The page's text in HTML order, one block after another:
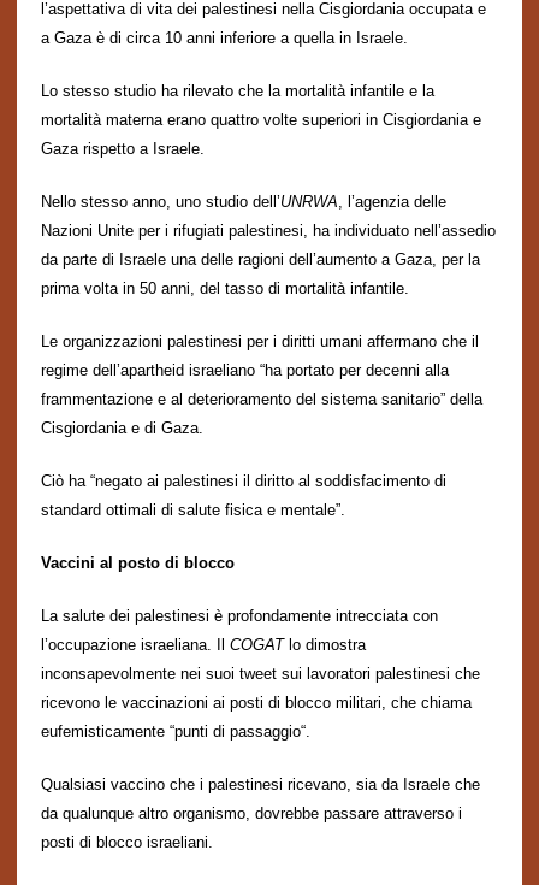
l’aspettativa di vita dei palestinesi nella Cisgiordania occupata e
a Gaza è di circa 10 anni inferiore a quella in Israele.
Lo stesso studio ha rilevato che la mortalità infantile e la
mortalità materna erano quattro volte superiori in Cisgiordania e
Gaza rispetto a Israele.
Nello stesso anno, uno studio dell’UNRWA, l’agenzia delle
Nazioni Unite per i rifugiati palestinesi, ha individuato nell’assedio
da parte di Israele una delle ragioni dell’aumento a Gaza, per la
prima volta in 50 anni, del tasso di mortalità infantile.
Le organizzazioni palestinesi per i diritti umani affermano che il
regime dell’apartheid israeliano “ha portato per decenni alla
frammentazione e al deterioramento del sistema sanitario” della
Cisgiordania e di Gaza.
Ciò ha “negato ai palestinesi il diritto al soddisfacimento di
standard ottimali di salute fisica e mentale”.
Vaccini al posto di blocco
La salute dei palestinesi è profondamente intrecciata con
l’occupazione israeliana. Il COGATlo dimostra
inconsapevolmente nei suoi tweet sui lavoratori palestinesi che
ricevono le vaccinazioni ai posti di blocco militari, che chiama
eufemisticamente “punti di passaggio“.
Qualsiasi vaccino che i palestinesi ricevano, sia da Israele che
da qualunquealtro organismo, dovrebbe passare attraverso i
posti di blocco israeliani.